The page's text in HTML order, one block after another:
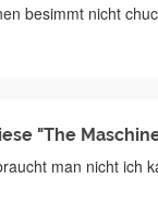
besimmt nicht
"The
man nicht ich